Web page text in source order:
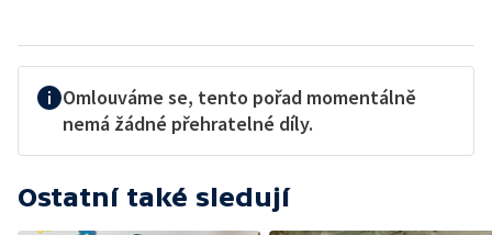
Omlouváme se, tento pořad momentálně
nemá žádné přehratelné díly.
Ostatní také sledují